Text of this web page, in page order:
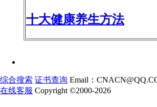
十大健康养生方法
综合搜索 证书查询 Email：
在线客服 Copyright ©2000-2026